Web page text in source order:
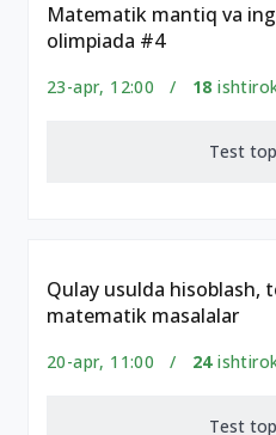
Matematik mantiq va
olimpiada #4
23-apr, 12:00 / 18
Test
Qulay usulda hisoblash,
matematik masalalar
20-apr, 11:00 / 24
Test